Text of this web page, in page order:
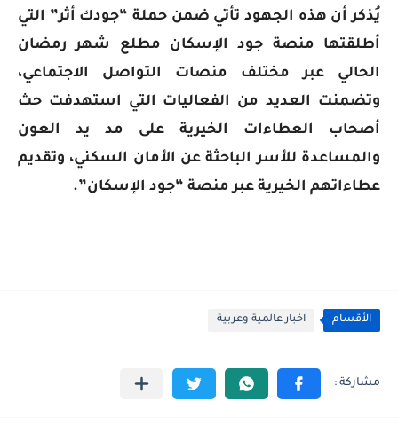
يُذكر أن هذه الجهود تأتي ضمن حملة “جودك أثر” التي
أطلقتها منصة جود الإسكان مطلع شهر رمضان
الحالي عبر مختلف منصات التواصل الاجتماعي،
وتضمنت العديد من الفعاليات التي استهدفت حث
أصحاب العطاءات الخيرية على مد يد العون
والمساعدة للأسر الباحثة عن الأمان السكني، وتقديم
عطاءاتهم الخيرية عبر منصة “جود الإسكان”.
الأقسام اخبار عالمية وعربية